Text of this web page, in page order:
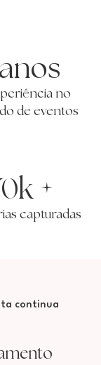
ência no
de eventos
k +
capturadas
continua